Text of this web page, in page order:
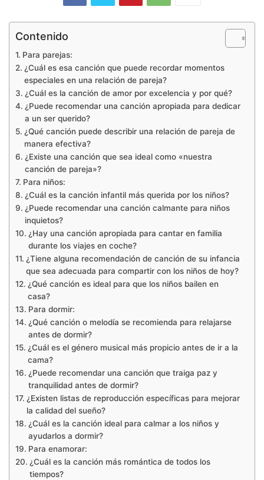
Contenido
Para parejas:
¿Cuál es esa canción que puede recordar momentos
especiales en una relación de pareja?
¿Cuál es la canción de amor por excelencia y por qué?
¿Puede recomendar una canción apropiada para dedicar
a un ser querido?
¿Qué canción puede describir una relación de pareja de
manera efectiva?
¿Existe una canción que sea ideal como «nuestra
canción de pareja»?
Para niños:
¿Cuál es la canción infantil más querida por los niños?
¿Puede recomendar una canción calmante para niños
inquietos?
¿Hay una canción apropiada para cantar en familia
durante los viajes en coche?
¿Tiene alguna recomendación de canción de su infancia
que sea adecuada para compartir con los niños de hoy?
¿Qué canción es ideal para que los niños bailen en
casa?
Para dormir:
¿Qué canción o melodía se recomienda para relajarse
antes de dormir?
¿Cuál es el género musical más propicio antes de ir a la
cama?
¿Puede recomendar una canción que traiga paz y
tranquilidad antes de dormir?
¿Existen listas de reproducción específicas para mejorar
la calidad del sueño?
¿Cuál es la canción ideal para calmar a los niños y
ayudarlos a dormir?
Para enamorar:
¿Cuál es la canción más romántica de todos los
tiempos?